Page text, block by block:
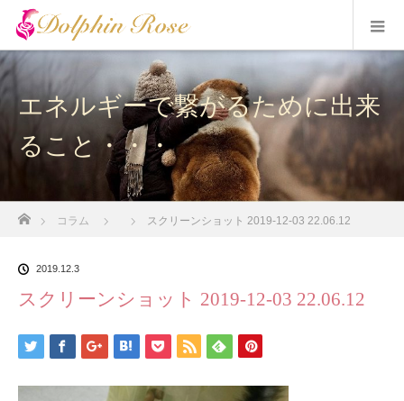
エネルギーで繋がるために出来
ること・・・
コラム スクリーンショット 2019-12-03 22.06.12
2019.12.3
スクリーンショット 2019-12-03 22.06.12